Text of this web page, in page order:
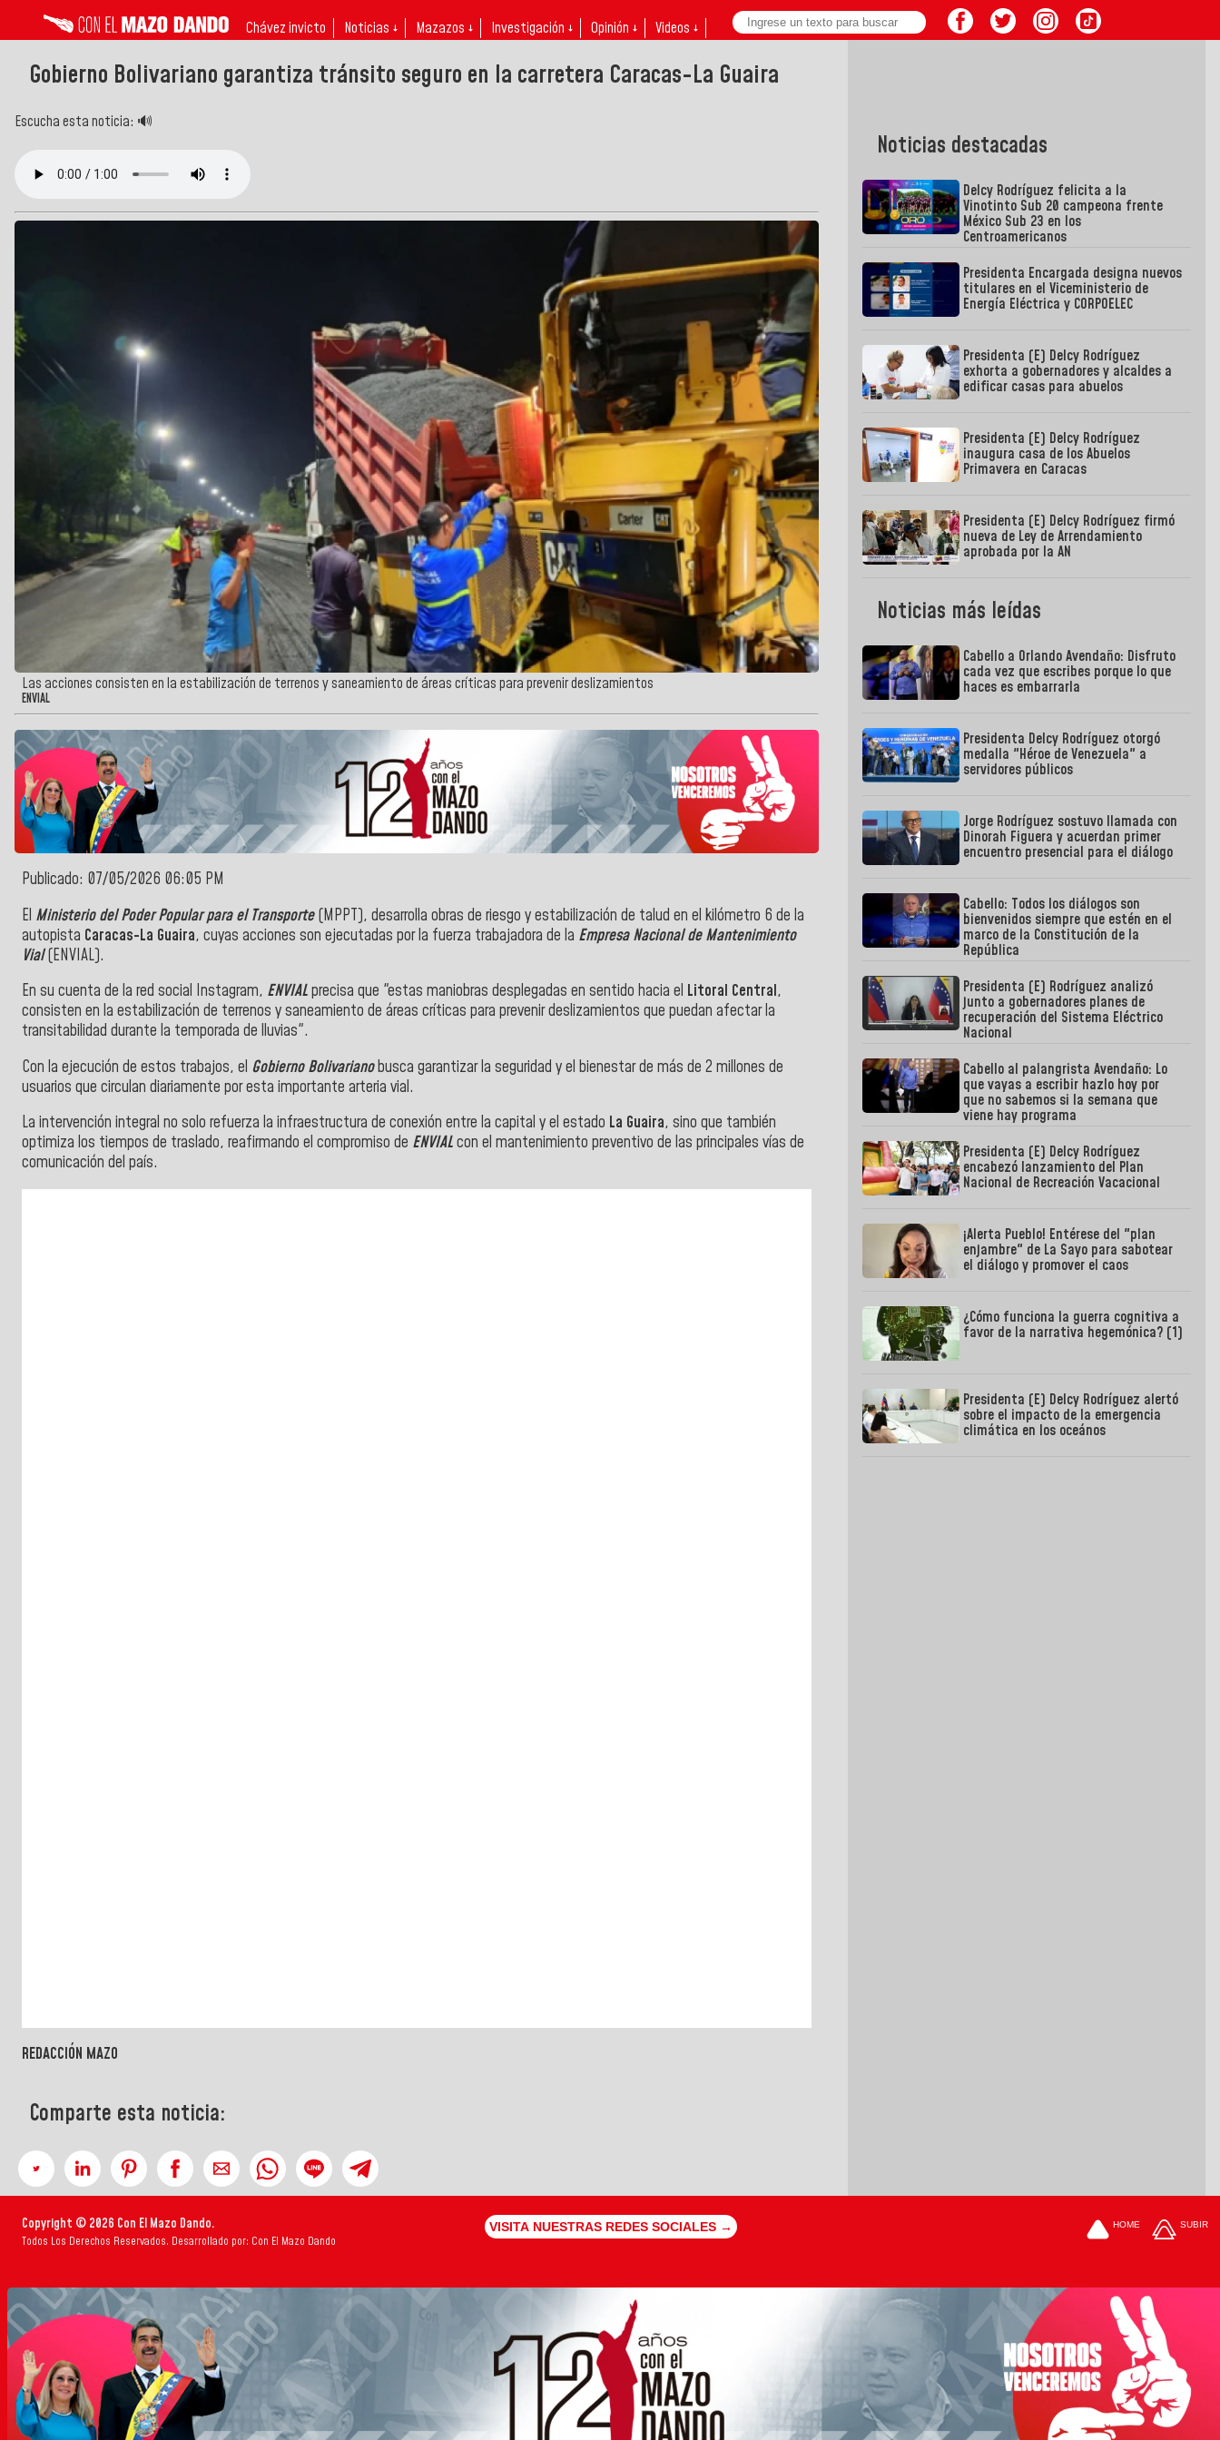
Chávez invicto Noticias ↓ Mazazos ↓ Investigación ↓ Opinión ↓ Videos ↓
Gobierno Bolivariano garantiza tránsito seguro en la carretera Caracas-La Guaira
Escucha esta noticia: 🔊
Las acciones consisten en la estabilización de terrenos y saneamiento de áreas críticas para prevenir deslizamientos
ENVIAL
Publicado: 07/05/2026 06:05 PM
El Ministerio del Poder Popular para el Transporte(MPPT), desarrolla obras de riesgo y estabilización de talud en el kilómetro 6 de la
autopista Caracas-La Guaira, cuyas acciones son ejecutadas por la fuerza trabajadora de la Empresa Nacional de Mantenimiento
Vial(ENVIAL).
En su cuenta de la red social Instagram, ENVIALprecisa que "estas maniobras desplegadas en sentido hacia el Litoral Central,
consisten en la estabilización de terrenos y saneamiento de áreas críticas para prevenir deslizamientos que puedan afectar la
transitabilidad durante la temporada de lluvias".
Con la ejecución de estos trabajos, el Gobierno Bolivarianobusca garantizar la seguridad y el bienestar de más de 2 millones de
usuarios que circulan diariamente por esta importante arteria vial.
La intervención integral no solo refuerza la infraestructura de conexión entre la capital y el estado La Guaira, sino que también
optimiza los tiempos de traslado, reafirmando el compromiso de ENVIALcon el mantenimiento preventivo de las principales vías de
comunicación del país.
REDACCIÓN MAZO
Comparte esta noticia:
Noticias destacadas
Delcy Rodríguez felicita a la
Vinotinto Sub 20 campeona frente
México Sub 23 en los
Centroamericanos
Presidenta Encargada designa nuevos
titulares en el Viceministerio de
Energía Eléctrica y CORPOELEC
Presidenta (E) Delcy Rodríguez
exhorta a gobernadores y alcaldes a
edificar casas para abuelos
Presidenta (E) Delcy Rodríguez
inaugura casa de los Abuelos
Primavera en Caracas
Presidenta (E) Delcy Rodríguez firmó
nueva de Ley de Arrendamiento
aprobada por la AN
Noticias más leídas
Cabello a Orlando Avendaño: Disfruto
cada vez que escribes porque lo que
haces es embarrarla
Presidenta Delcy Rodríguez otorgó
medalla "Héroe de Venezuela" a
servidores públicos
Jorge Rodríguez sostuvo llamada con
Dinorah Figuera y acuerdan primer
encuentro presencial para el diálogo
Cabello: Todos los diálogos son
bienvenidos siempre que estén en el
marco de la Constitución de la
República
Presidenta (E) Rodríguez analizó
junto a gobernadores planes de
recuperación del Sistema Eléctrico
Nacional
Cabello al palangrista Avendaño: Lo
que vayas a escribir hazlo hoy por
que no sabemos si la semana que
viene hay programa
Presidenta (E) Delcy Rodríguez
encabezó lanzamiento del Plan
Nacional de Recreación Vacacional
¡Alerta Pueblo! Entérese del "plan
enjambre" de La Sayo para sabotear
el diálogo y promover el caos
¿Cómo funciona la guerra cognitiva a
favor de la narrativa hegemónica? (1)
Presidenta (E) Delcy Rodríguez alertó
sobre el impacto de la emergencia
climática en los oceános
Copyright © 2026 Con El Mazo Dando.
Todos Los Derechos Reservados. Desarrollado por: Con El Mazo Dando
VISITA NUESTRAS REDES SOCIALES → HOME SUBIR